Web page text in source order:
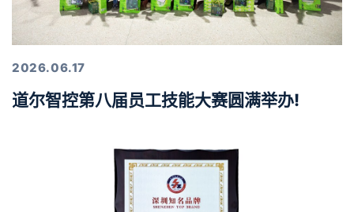
2026.06.17
道尔智控第八届员工技能大赛圆满举办!